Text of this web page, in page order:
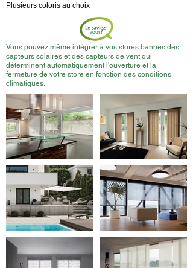
Plusieurs coloris au choix
Vous pouvez même intégrer à vos stores bannes des
capteurs solaires et des capteurs de vent qui
déterminent automatiquement l'ouverture et la
fermeture de votre store en fonction des conditions
climatiques.